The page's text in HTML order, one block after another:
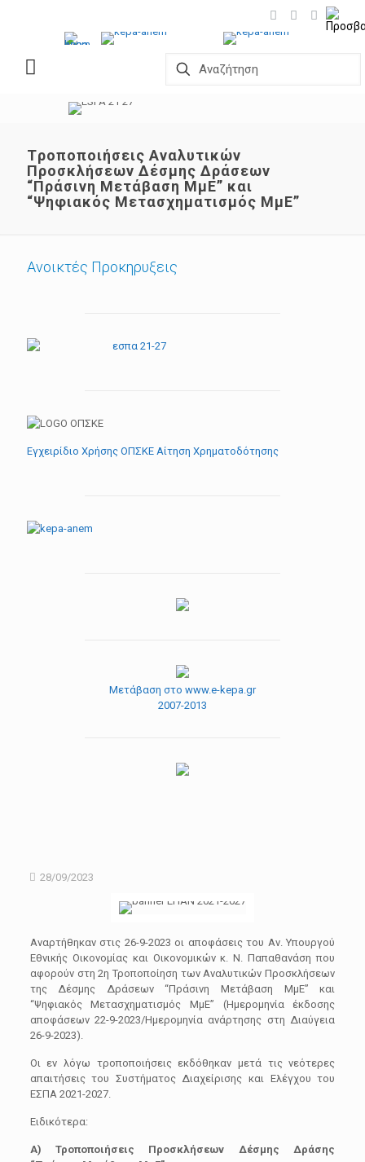
Tροποποιήσεις Αναλυτικών
Προσκλήσεων Δέσμης Δράσεων
“Πράσινη Μετάβαση ΜμΕ” και
“Ψηφιακός Μετασχηματισμός ΜμΕ”
28/09/2023
Αναρτήθηκαν στις 26-9-2023 οι αποφάσεις του Αν. Υπουργού
Εθνικής Οικονομίας και Οικονομικών κ. Ν. Παπαθανάση που
αφορούν στη 2η Τροποποίηση των Αναλυτικών Προσκλήσεων
της Δέσμης Δράσεων “Πράσινη Μετάβαση ΜμΕ” και
“Ψηφιακός Μετασχηματισμός ΜμΕ” (Ημερομηνία έκδοσης
αποφάσεων 22-9-2023/Ημερομηνία ανάρτησης στη Διαύγεια
26-9-2023).
Οι εν λόγω τροποποιήσεις εκδόθηκαν μετά τις νεότερες
απαιτήσεις του Συστήματος Διαχείρισης και Ελέγχου του
ΕΣΠΑ 2021-2027.
Ειδικότερα:
Α) Τροποποιήσεις Προσκλήσεων Δέσμης Δράσης
Ανοικτές Προκηρυξεις
Εγχειρίδιο Χρήσης ΟΠΣΚΕ Αίτηση Χρηματοδότησης
Μετάβαση στο www.e-kepa.gr
2007-2013